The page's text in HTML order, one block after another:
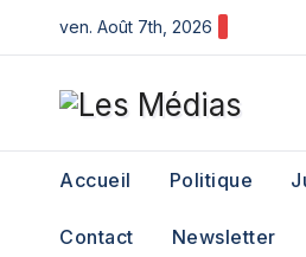
to
content
ven. Août 7th, 2026
Accueil Politique
Contact Newsletter